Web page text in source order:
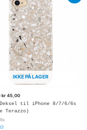
IKKE PÅ LAGER
kr45,00
til iPhone 8/7/6/6s
Terazzo)